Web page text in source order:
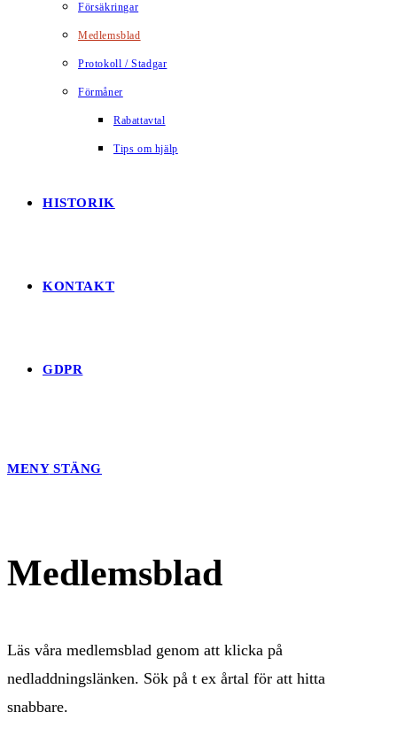
Försäkringar
Medlemsblad
Protokoll / Stadgar
Förmåner
Rabattavtal
Tips om hjälp
HISTORIK
KONTAKT
GDPR
MENY STÄNG
Medlemsblad
Läs våra medlemsblad genom att klicka på
nedladdningslänken. Sök på t ex årtal för att hitta
snabbare.